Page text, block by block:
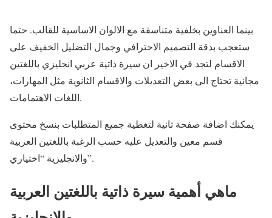
بينما العناوين بخلفية متناسقة مع الالوان الاساسية للقالب. حتما
ستعجب بدقة التصميم الاحترافي وجمال التضليل الخفيف على
الاقسام لتجد في الاخير ان سيرة ذاتية عربي انجليزي باللغتين
مجانية تحتاج الى بعض التعديلات والاقسام الثانوية مثل المهارات،
اللغات الاهتمامات.
يمكنك اضافة صفحة ثانية لتغطية جميع المتطلبات بنسخ محتوى
قسم معين والتعديل عليه حسب الرغبة باللغتين العربية
والانجليزية “اختياري”.
ماهي أهمية سيرة ذاتية باللغتين العربية